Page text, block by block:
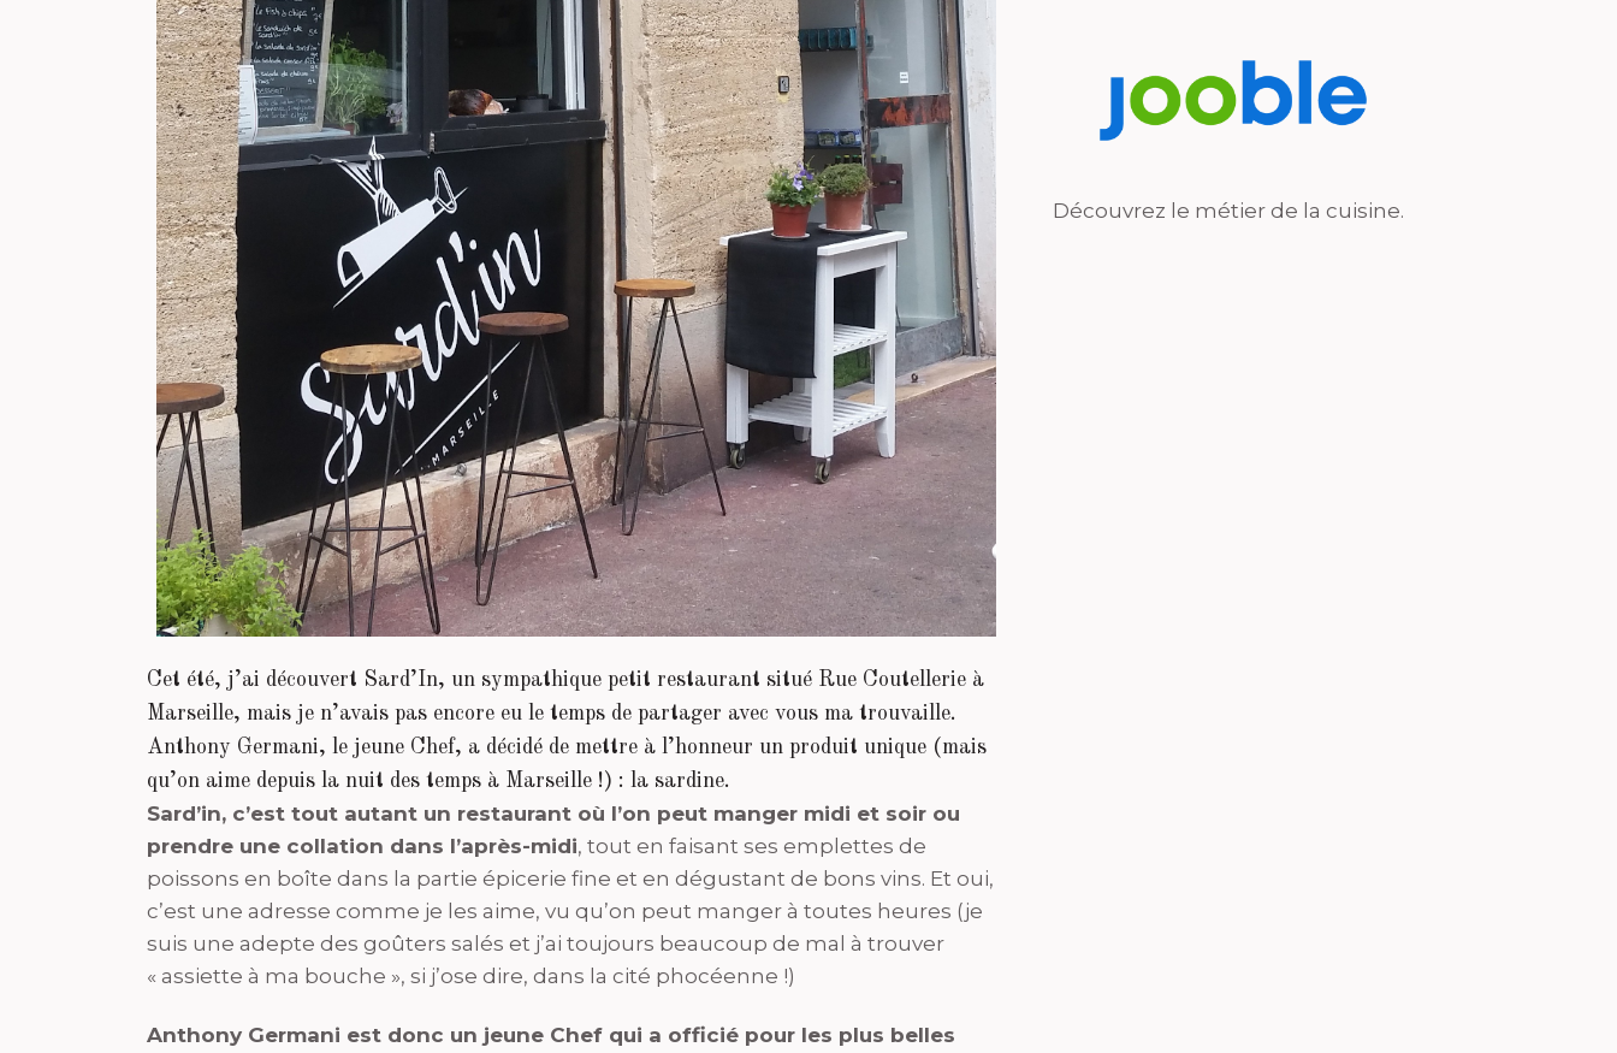
Cet été, j’ai découvert Sard’In, un sympathique petit restaurant situé Rue Coutellerie à
Marseille, mais je n’avais pas encore eu le temps de partager avec vous ma trouvaille.
Anthony Germani, le jeune Chef, a décidé de mettre à l’honneur un produit unique (mais
qu’on aime depuis la nuit des temps à Marseille !) : la sardine.
Sard’in, c’est tout autant un restaurant où l’on peut manger midi et soir ou
prendre une collation dans l’après-midi, tout en faisant ses emplettes de
poissons en boîte dans la partie épicerie fine et en dégustant de bons vins. Et oui,
c’est une adresse comme je les aime, vu qu’on peut manger à toutes heures (je
suis une adepte des goûters salés et j’ai toujours beaucoup de mal à trouver
« assiette à ma bouche », si j’ose dire, dans la cité phocéenne !)
Anthony Germani est donc un jeune Chef qui a officié pour les plus belles
Découvrez le métier de la cuisine.